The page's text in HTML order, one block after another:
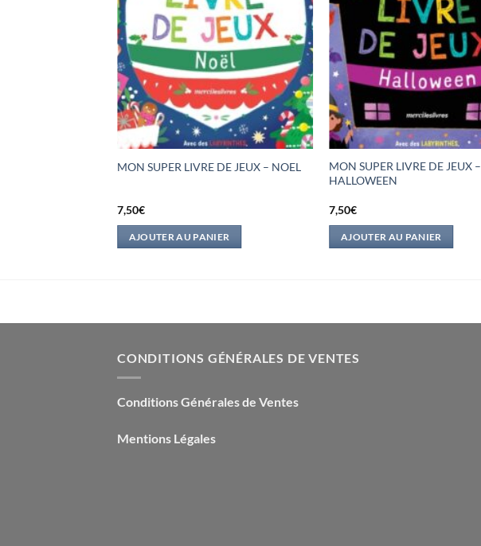
MON SUPER LIVRE DE JEUX – NOEL
7,50€
AJOUTER AU PANIER
MON SUPER LIVRE DE JEUX –
HALLOWEEN
7,50€
AJOUTER AU PANIER
CONDITIONS GÉNÉRALES DE VENTES
Conditions Générales de Ventes
Mentions Légales